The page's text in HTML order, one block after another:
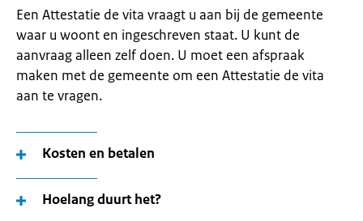
Een Attestatie de vita vraagt u aan bij de gemeente
waar u woont en ingeschreven staat. U kunt de
aanvraag alleen zelf doen. U moet een afspraak
maken met de gemeente om een Attestatie de vita
aan te vragen.
Kosten en betalen
Hoelang duurt het?